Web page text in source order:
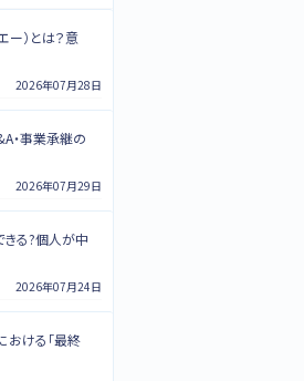
ー）とは？意
2026年07月28日
・事業承継の
2026年07月29日
る?個人が中
2026年07月24日
おける「最終